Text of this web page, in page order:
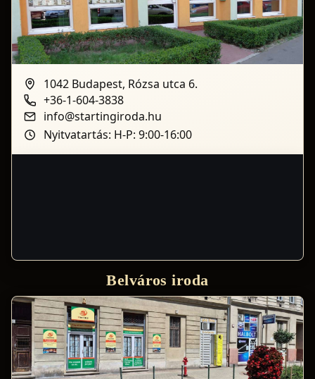
1042 Budapest, Rózsa utca 6.
+36-1-604-3838
info@startingiroda.hu
Nyitvatartás: H-P: 9:00-16:00
Belváros iroda